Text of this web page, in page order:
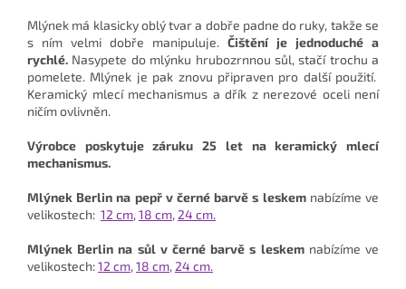
Mlýnek má klasicky oblý tvar a dobře padne do ruky, takže se
s ním velmi dobře manipuluje. Čištění je jednoduché a
rychlé. Nasypete do mlýnku hrubozrnnou sůl, stačí trochu a
pomelete. Mlýnek je pak znovu připraven pro další použití.
Keramický mlecí mechanismus a dřík z nerezové oceli není
ničím ovlivněn.
Výrobce poskytuje záruku 25 let na keramický mlecí
mechanismus.
Mlýnek Berlin na pepř v černé barvě s leskem nabízíme ve
velikostech: 12 cm, 18 cm, 24 cm.
Mlýnek Berlin na sůl v černé barvě s leskem nabízíme ve
velikostech:12 cm, 18 cm, 24 cm.